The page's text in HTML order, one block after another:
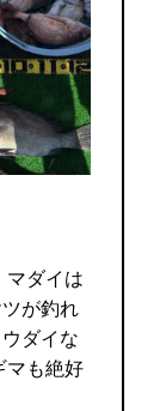
マダイは
が釣れ
ダイな
マも絶好